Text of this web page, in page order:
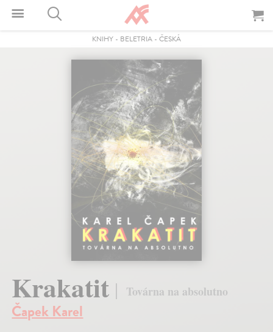
KNIHY - BELETRIA - ČESKÁ
Krakatit Továrna na absolutno
Čapek Karel